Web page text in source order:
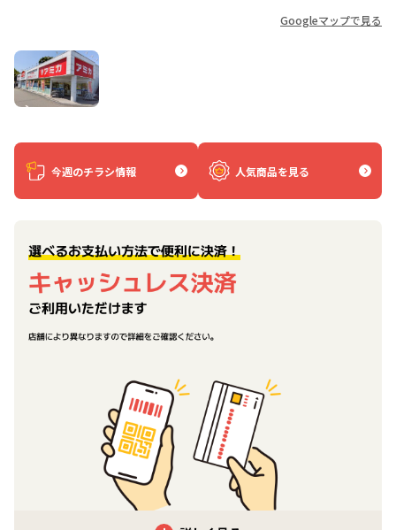
Googleマップで見る
今週のチラシ情報 人気商品を見る